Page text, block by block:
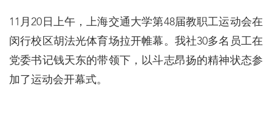
11月20日上午，上海交通大学第48届教职工运动会在
闵行校区胡法光体育场拉开帷幕。我社30多名员工在
党委书记钱天东的带领下，以斗志昂扬的精神状态参
加了运动会开幕式。